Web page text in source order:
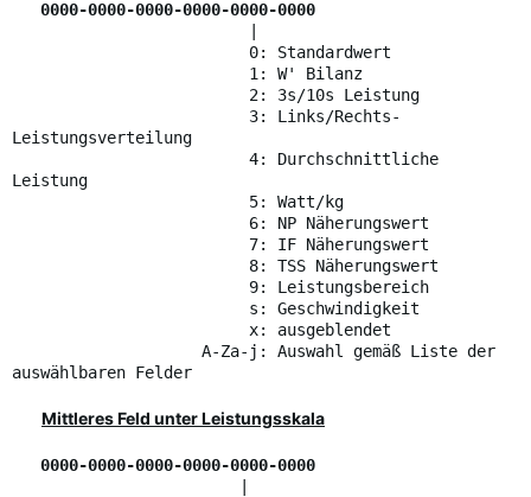
0000-0000-0000-0000-0000-0000
0: Standardwert
1: W' Bilanz
2: 3s/10s Leistung
3: Links/Rechts-
Leistungsverteilung
4: Durchschnittliche
Leistung
5: Watt/kg
6: NP Näherungswert
7: IF Näherungswert
8: TSS Näherungswert
9: Leistungsbereich
s: Geschwindigkeit
x: ausgeblendet
A-Za-j: Auswahl gemäß Liste der
auswählbaren Felder
Mittleres Feld unter Leistungsskala
0000-0000-0000-0000-0000-0000